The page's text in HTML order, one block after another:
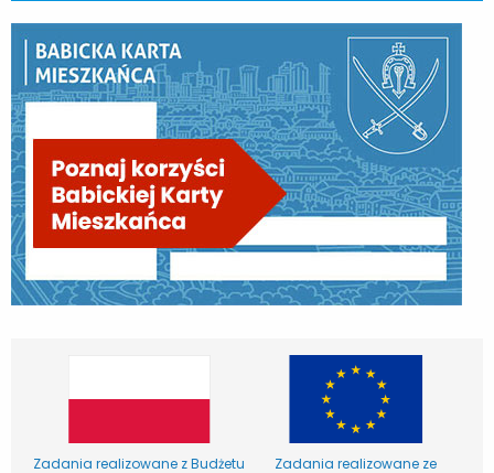
Zadania realizowane z Budżetu
Zadania realizowane ze